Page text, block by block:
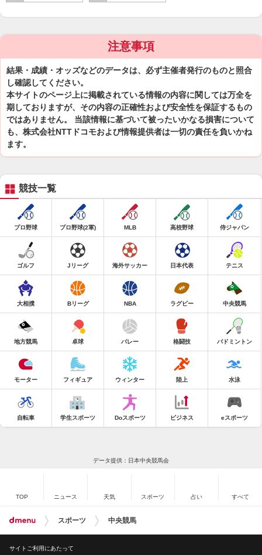
注意事項
結果・成績・オッズなどのデータは、必ず主催者発行のものと照合
し確認してください。
本サイトのページ上に掲載されている情報の内容に関しては万全を
期しておりますが、その内容の正確性および安全性を保証するもの
ではありません。 当該情報に基づいて被ったいかなる損害について
も、株式会社NTTドコモおよび情報提供者は一切の責任を負いかね
ます。
競技一覧
プロ野球 プロ野球(2軍) MLB 高校野球 侍ジャパン
ゴルフ Jリーグ 海外サッカー 日本代表 テニス
大相撲 Bリーグ NBA ラグビー 中央競馬
地方競馬 卓球 バレー 格闘技 バドミントン
モーター フィギュア ウィンター 陸上 水泳
自転車 学生スポーツ Doスポーツ ビジネス eスポーツ
データ提供：日本中央競馬会
TOP ニュース 天気 スポーツ 占い すべて
スポーツ 中央競馬
サイトご利用にあたって